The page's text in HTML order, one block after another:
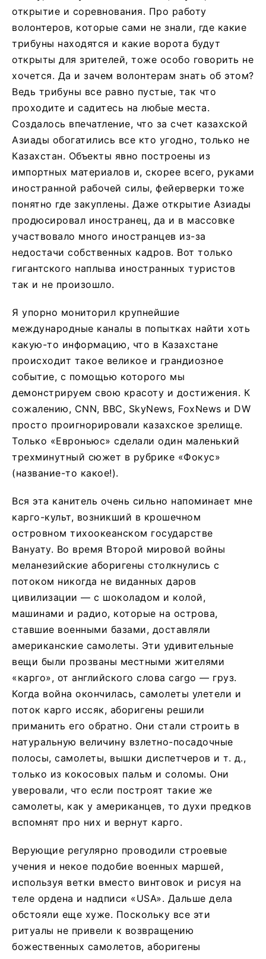
открытие и соревнования. Про работу
волонтеров, которые сами не знали, где какие
трибуны находятся и какие ворота будут
открыты для зрителей, тоже особо говорить не
хочется. Да и зачем волонтерам знать об этом?
Ведь трибуны все равно пустые, так что
проходите и садитесь на любые места.
Создалось впечатление, что за счет казахской
Азиады обогатились все кто угодно, только не
Казахстан. Объекты явно построены из
импортных материалов и, скорее всего, руками
иностранной рабочей силы, фейерверки тоже
понятно где закуплены. Даже открытие Азиады
продюсировал иностранец, да и в массовке
участвовало много иностранцев из-за
недостачи собственных кадров. Вот только
гигантского наплыва иностранных туристов
так и не произошло.
Я упорно мониторил крупнейшие
международные каналы в попытках найти хоть
какую-то информацию, что в Казахстане
происходит такое великое и грандиозное
событие, с помощью которого мы
демонстрируем свою красоту и достижения. К
сожалению, CNN, BBC, SkyNews, FoxNews и DW
просто проигнорировали казахское зрелище.
Только «Евроньюс» сделали один маленький
трехминутный сюжет в рубрике «Фокус»
(название-то какое!).
Вся эта канитель очень сильно напоминает мне
карго-культ, возникший в крошечном
островном тихоокеанском государстве
Вануату. Во время Второй мировой войны
меланезийские аборигены столкнулись с
потоком никогда не виданных даров
цивилизации — с шоколадом и колой,
машинами и радио, которые на острова,
ставшие военными базами, доставляли
американские самолеты. Эти удивительные
вещи были прозваны местными жителями
«карго», от английского слова cargo — груз.
Когда война окончилась, самолеты улетели и
поток карго иссяк, аборигены решили
приманить его обратно. Они стали строить в
натуральную величину взлетно-посадочные
полосы, самолеты, вышки диспетчеров и т. д.,
только из кокосовых пальм и соломы. Они
уверовали, что если построят такие же
самолеты, как у американцев, то духи предков
вспомнят про них и вернут карго.
Верующие регулярно проводили строевые
учения и некое подобие военных маршей,
используя ветки вместо винтовок и рисуя на
теле ордена и надписи «USA». Дальше дела
обстояли еще хуже. Поскольку все эти
ритуалы не привели к возвращению
божественных самолетов, аборигены